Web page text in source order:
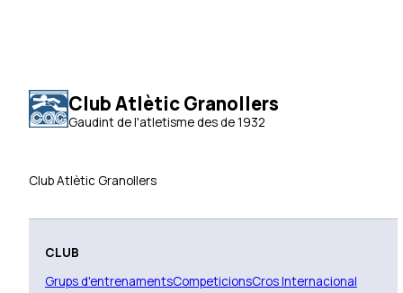
Club Atlètic Granollers
Gaudint de l'atletisme des de 1932
Club Atlètic Granollers
CLUB
Grups d'entrenamentsCompeticionsCros Internacional